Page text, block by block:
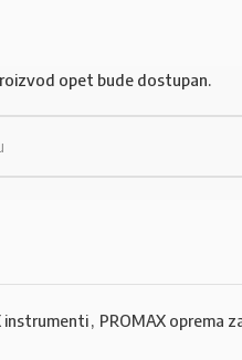
opet bude dostupan.
instrumenti, PROMAX oprema